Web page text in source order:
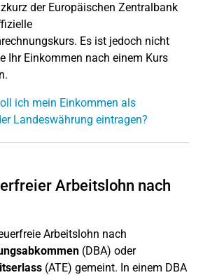
der Europäischen Zentralbank
Es ist jedoch nicht
Ihr Einkommen nach einem Kurs
ich mein Einkommen als
Landeswährung eintragen?
Arbeitslohn nach
Arbeitslohn nach
(DBA) oder
(ATE) gemeint. In einem DBA